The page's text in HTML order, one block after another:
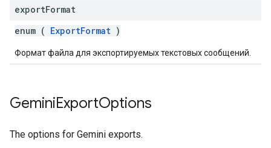
exportFormat
enum ( ExportFormat )
Формат файла для экспортируемых текстовых сообщений.
GeminiExportOptions
The options for Gemini exports.